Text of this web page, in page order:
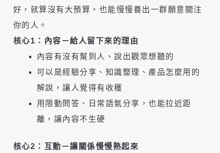
好，就算沒有大預算，也能慢慢養出一群願意關注
你的人。
核心1：內容－給人留下來的理由
內容有沒有幫到人、說出觀眾想聽的
可以是經驗分享、知識整理、產品怎麼用的
解說，讓人覺得有收穫
用限動問答、日常語氣分享，也能拉近距
離，讓內容不生硬
核心2：互動－讓關係慢慢熟起來